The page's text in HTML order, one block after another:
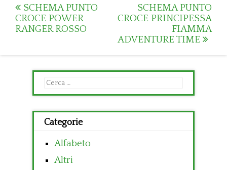
Post
navigation
SCHEMA PUNTO
CROCE POWER
RANGER ROSSO
SCHEMA PUNTO
CROCE PRINCIPESSA
FIAMMA
ADVENTURE TIME
Ricerca
per:
Categorie
Alfabeto
Altri